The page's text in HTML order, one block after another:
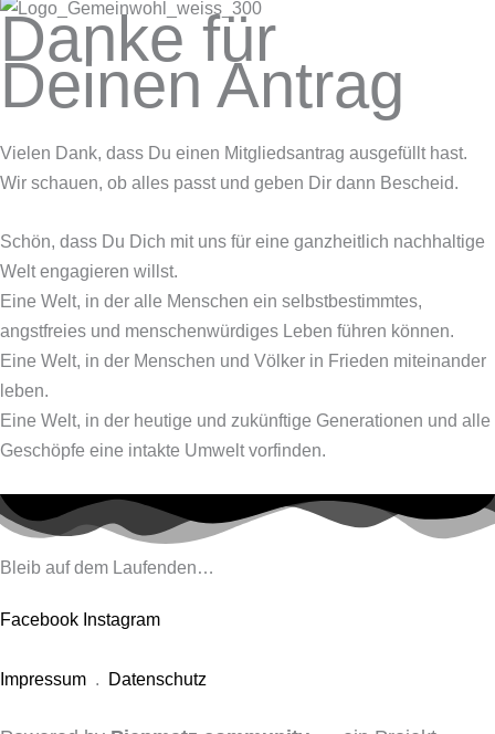
Danke für
Deinen Antrag
Vielen Dank, dass Du einen Mitgliedsantrag ausgefüllt hast.
Wir schauen, ob alles passt und geben Dir dann Bescheid.
Schön, dass Du Dich mit uns für eine ganzheitlich nachhaltige
Welt engagieren willst.
Eine Welt, in der alle Menschen ein selbstbestimmtes,
angstfreies und menschenwürdiges Leben führen können.
Eine Welt, in der Menschen und Völker in Frieden miteinander
leben.
Eine Welt, in der heutige und zukünftige Generationen und alle
Geschöpfe eine intakte Umwelt vorfinden.
Bleib auf dem Laufenden…
Facebook Instagram
Impressum . Datenschutz